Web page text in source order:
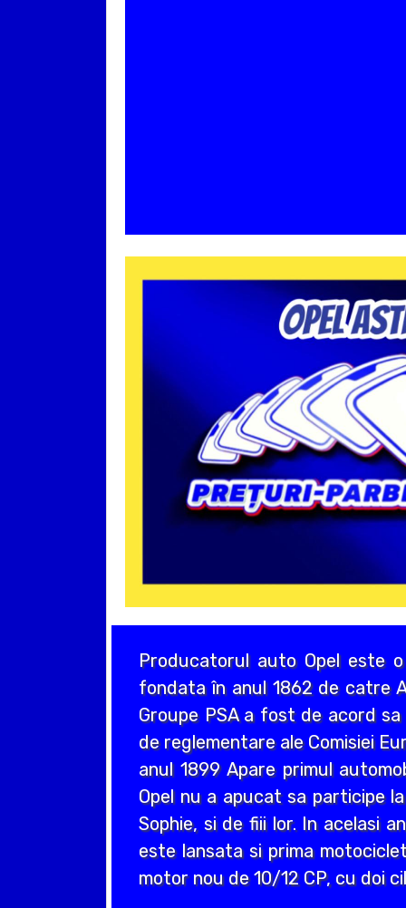
Producatorul auto Opel este
fondata în anul 1862 de catre
Groupe PSA a fost de acord
de reglementare ale Comisiei
anul 1899 Apare primul
Opel nu a apucat sa participe
Sophie, si de fiii lor. In acelasi
este lansata si prima
motor nou de 10/12 CP, cu doi